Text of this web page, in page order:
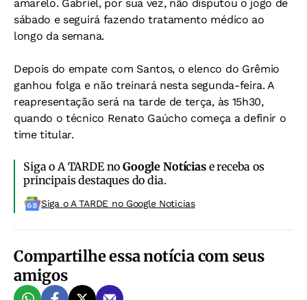
amarelo. Gabriel, por sua vez, não disputou o jogo de
sábado e seguirá fazendo tratamento médico ao
longo da semana.
Depois do empate com Santos, o elenco do Grêmio
ganhou folga e não treinará nesta segunda-feira. A
reapresentação será na tarde de terça, às 15h30,
quando o técnico Renato Gaúcho começa a definir o
time titular.
Siga o A TARDE noGoogle Notíciase receba os
principais destaques do dia.
Siga o A TARDE no Google Noticias
Compartilhe essa notícia com seus
amigos